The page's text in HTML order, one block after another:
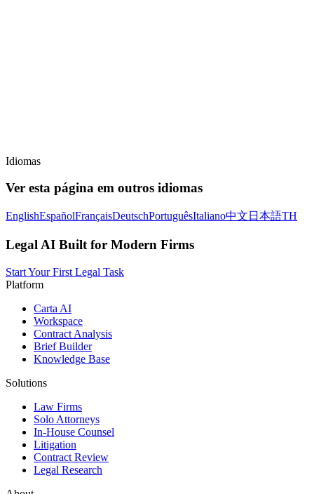
Idiomas
Ver esta página em outros idiomas
EnglishEspañolFrançaisDeutschPortuguêsItaliano中文 日本語TH
Legal AI Built for Modern Firms
Start Your First Legal Task
Platform
Carta AI
Workspace
Contract Analysis
Brief Builder
Knowledge Base
Solutions
Law Firms
Solo Attorneys
In-House Counsel
Litigation
Contract Review
Legal Research